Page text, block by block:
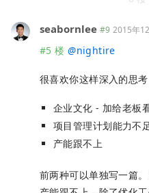
seabornlee #9 2015年
#5 楼 @nightire
很喜欢你这样深入的思
企业文化 - 加给老板
项目管理计划能力不
产能跟不上
前两种可以单独写一篇